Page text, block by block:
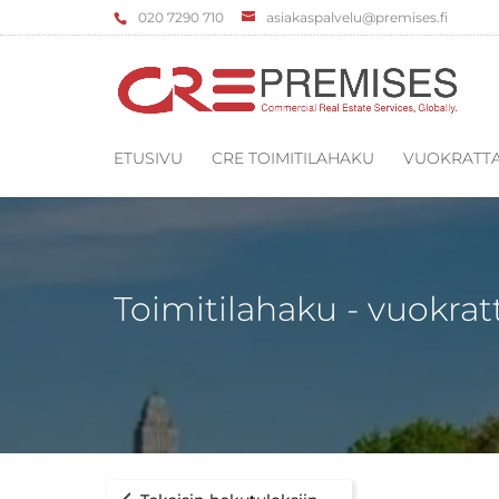
‌020 7290 710 asiakaspalvelu@premises.fi
ETUSIVU CRE TOIMITILAHAKU
Toimitilahaku -